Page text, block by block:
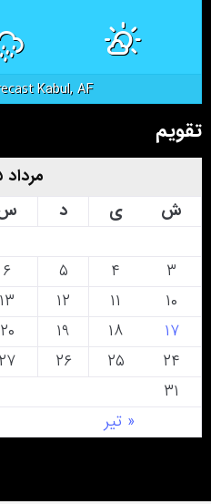
Kabul, AF
weather forecast ▸
تقویم
مرداد ۱۴۰۵
ش
ی د س
« تیر
۳
۴ ۵ ۶
۱۰
۱۱ ۱۲ ۱۳
۱۷
۱۸ ۱۹ ۲۰
۲۴
۲۵ ۲۶ ۲۷
۳۱